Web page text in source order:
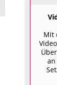
Mit
an